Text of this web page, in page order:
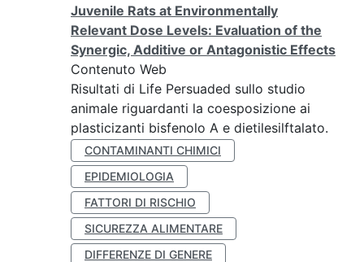
Juvenile Rats at Environmentally
Relevant Dose Levels: Evaluation of the
Synergic, Additive or Antagonistic Effects
Contenuto Web
Risultati di Life Persuaded sullo studio
animale riguardanti la coesposizione ai
plasticizanti bisfenolo A e dietilesilftalato.
CONTAMINANTI CHIMICI
EPIDEMIOLOGIA
FATTORI DI RISCHIO
SICUREZZA ALIMENTARE
DIFFERENZE DI GENERE